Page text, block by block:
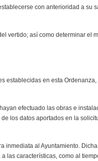
con anterioridad a su
vertido; así como determinar el
en esta
efectuado las obras e
los datos aportados en la
al Ayuntamiento.
las características, como al